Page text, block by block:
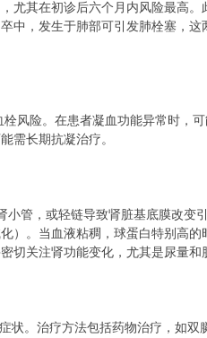
尤其在初诊后六个月内风险最高
中，发生于肺部可引发肺栓塞，
风险。在患者凝血功能异常时，
需长期抗凝治疗。
管，或轻链导致肾脏基底膜改变
）。当血液粘稠，球蛋白特别高的
切关注肾功能变化，尤其是尿量和
。治疗方法包括药物治疗，如双